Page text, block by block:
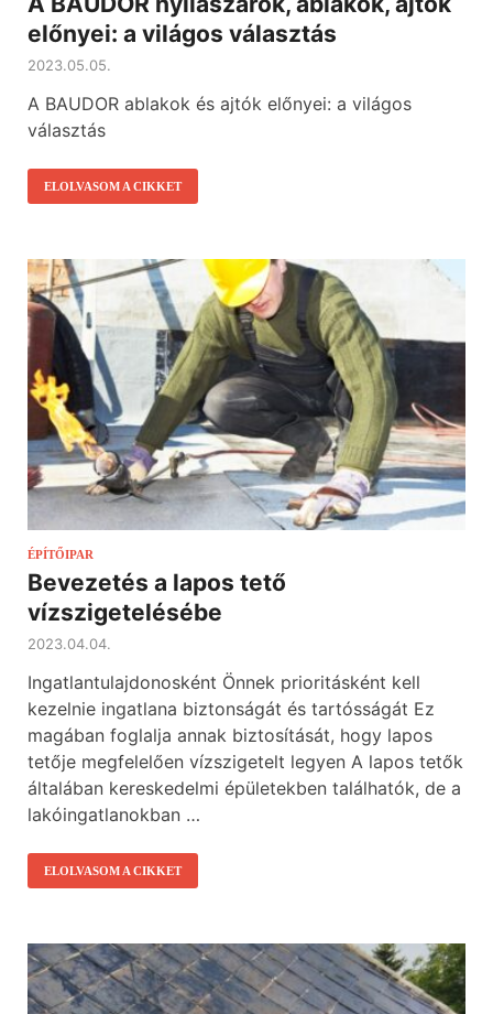
előnyei: a világos választás
2023.05.05.
A BAUDOR ablakok és ajtók előnyei: a világos
választás
ELOLVASOM A CIKKET
ÉPÍTŐIPAR
Bevezetés a lapos tető
vízszigetelésébe
2023.04.04.
Ingatlantulajdonosként Önnek prioritásként kell
kezelnie ingatlana biztonságát és tartósságát Ez
magában foglalja annak biztosítását, hogy lapos
tetője megfelelően vízszigetelt legyen A lapos tetők
általában kereskedelmi épületekben találhatók, de a
lakóingatlanokban …
ELOLVASOM A CIKKET